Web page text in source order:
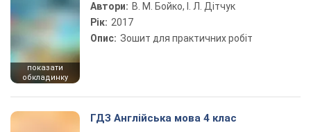
показати
обкладинку
Автори: В. М. Бойко, І. Л. Дітчук
Рік: 2017
Опис: Зошит для практичних робіт
ГДЗ Англійська мова 4 клас